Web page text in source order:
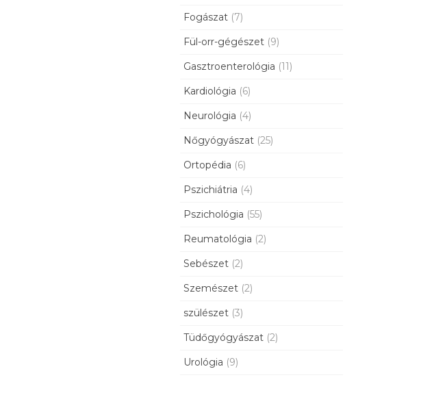
Fogászat (7)
Fül-orr-gégészet (9)
Gasztroenterológia (11)
Kardiológia (6)
Neurológia (4)
Nőgyógyászat (25)
Ortopédia (6)
Pszichiátria (4)
Pszichológia (55)
Reumatológia (2)
Sebészet (2)
Szemészet (2)
szülészet (3)
Tüdőgyógyászat (2)
Urológia (9)